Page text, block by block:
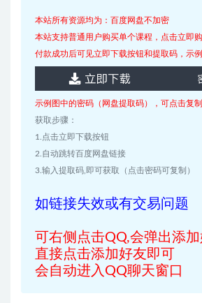
本站所有资源均为：百度网盘不加密
本站支持普通用户购买单个课程，点击立即
付款成功后可见立即下载按钮和提取码，示例
示例图中的密码（网盘提取码），可点击复制
获取步骤：
1.点击立即下载按钮
2.自动跳转百度网盘链接
3.输入提取码,即可获取（点击密码可复制）
如链接失效或有交易问题
可右侧点击QQ,会弹出添
直接点击添加好友即可
会自动进入QQ聊天窗口